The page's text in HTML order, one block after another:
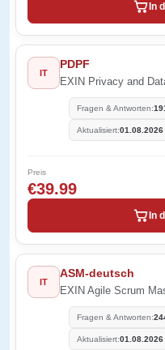
In
IT
PDPF
EXIN Privacy and
Fragen & Antworten:
Aktualisiert:01.08.2026
Preis
€39.99
In
IT
ASM-deutsch
EXIN Agile Scrum
Fragen & Antworten:
Aktualisiert:01.08.2026